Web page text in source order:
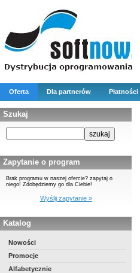
Oferta Dla partnerów Płatności
Szukaj
Zapytanie o program
Brak programu w naszej ofercie? zapytaj o
niego! Zdobędziemy go dla Ciebie!
Wyślij zapytanie »
Katalog
Nowości
Promocje
Alfabetycznie